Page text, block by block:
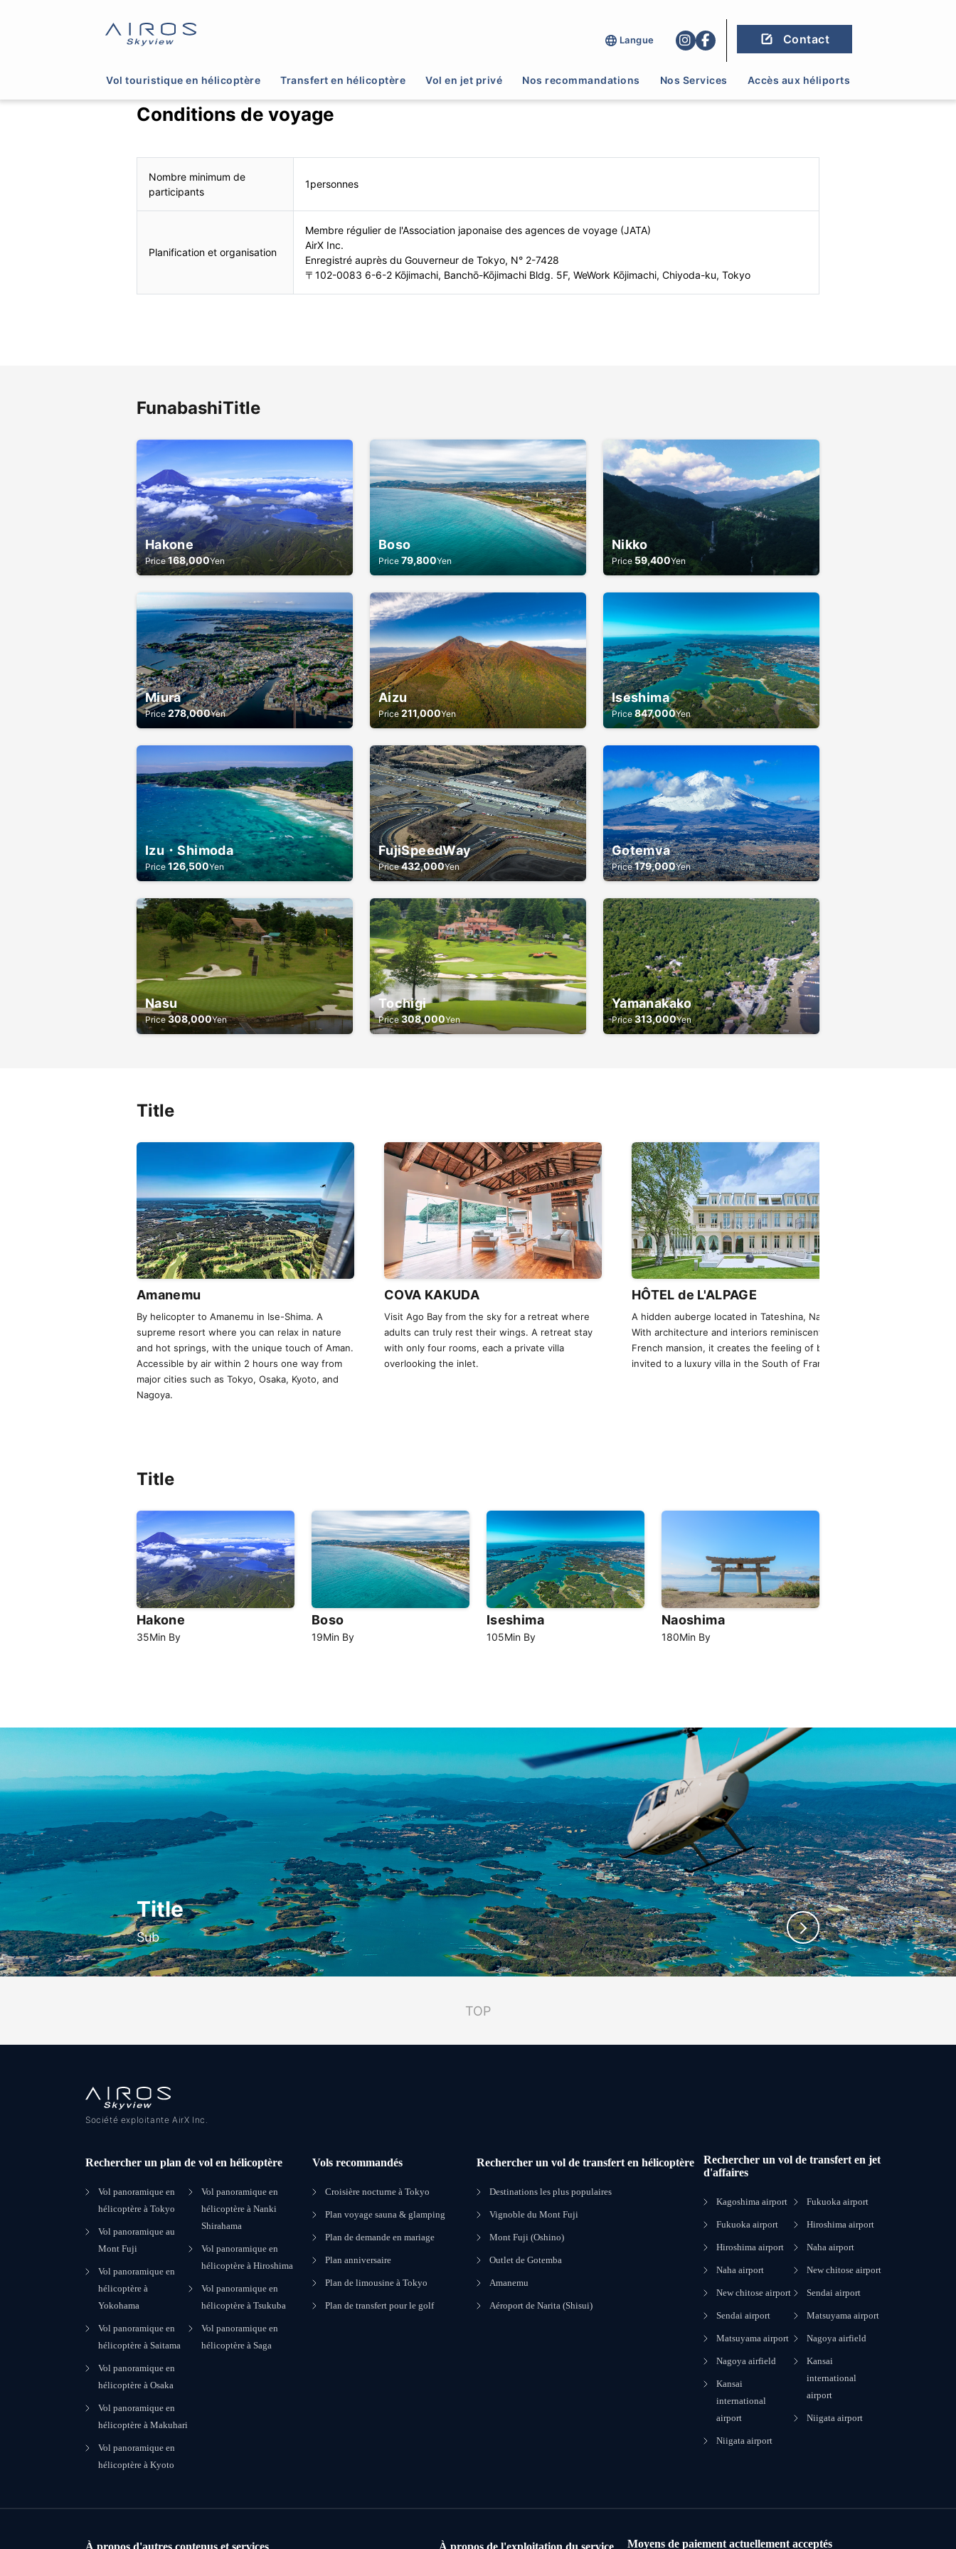
Langue Contact
Vol touristique en hélicoptère Transfert en hélicoptère Vol en jet privé Nos recommandations Nos Services Accès aux héliports
Conditions de voyage
Nombre minimum de
participants
1personnes
Planification et organisation
Membre régulier de l'Association japonaise des agences de voyage (JATA)
AirX Inc.
Enregistré auprès du Gouverneur de Tokyo, N° 2-7428
〒102-0083 6-6-2 Kōjimachi, Banchō-Kōjimachi Bldg. 5F, WeWork Kōjimachi, Chiyoda-ku, Tokyo
FunabashiTitle
Hakone
Price 168,000Yen
Boso
Price 79,800Yen
Nikko
Price 59,400Yen
Miura
Price 278,000Yen
Aizu
Price 211,000Yen
Iseshima
Price 847,000Yen
Izu・Shimoda
Price 126,500Yen
FujiSpeedWay
Price 432,000Yen
Gotemva
Price 179,000Yen
Nasu
Price 308,000Yen
Tochigi
Price 308,000Yen
Yamanakako
Price 313,000Yen
Title
Amanemu
By helicopter to Amanemu in Ise-Shima. A
supreme resort where you can relax in nature
and hot springs, with the unique touch of Aman.
Accessible by air within 2 hours one way from
major cities such as Tokyo, Osaka, Kyoto, and
Nagoya.
COVA KAKUDA
Visit Ago Bay from the sky for a retreat where
adults can truly rest their wings. A retreat stay
with only four rooms, each a private villa
overlooking the inlet.
HÔTEL de L'ALPAGE
A hidden auberge located in Tateshina, Nagano.
With architecture and interiors reminiscent of a
French mansion, it creates the feeling of being
invited to a luxury villa in the South of France.
Title
Hakone
35Min By
Boso
19Min By
Iseshima
105Min By
Naoshima
180Min By
Title
Sub
TOP
Société exploitante AirX Inc.
Rechercher un plan de vol en hélicoptère
Vol panoramique en
hélicoptère à Tokyo
Vol panoramique au
Mont Fuji
Vol panoramique en
hélicoptère à
Yokohama
Vol panoramique en
hélicoptère à Saitama
Vol panoramique en
hélicoptère à Osaka
Vol panoramique en
hélicoptère à Makuhari
Vol panoramique en
hélicoptère à Kyoto
Vol panoramique en
hélicoptère à Nanki
Shirahama
Vol panoramique en
hélicoptère à Hiroshima
Vol panoramique en
hélicoptère à Tsukuba
Vol panoramique en
hélicoptère à Saga
Vols recommandés
Croisière nocturne à Tokyo
Plan voyage sauna & glamping
Plan de demande en mariage
Plan anniversaire
Plan de limousine à Tokyo
Plan de transfert pour le golf
Rechercher un vol de transfert en hélicoptère
Destinations les plus populaires
Vignoble du Mont Fuji
Mont Fuji (Oshino)
Outlet de Gotemba
Amanemu
Aéroport de Narita (Shisui)
Rechercher un vol de transfert en jet
d'affaires
Kagoshima airport
Fukuoka airport
Hiroshima airport
Naha airport
New chitose airport
Sendai airport
Matsuyama airport
Nagoya airfield
Kansai
international
airport
Niigata airport
Fukuoka airport
Hiroshima airport
Naha airport
New chitose airport
Sendai airport
Matsuyama airport
Nagoya airfield
Kansai
international
airport
Niigata airport
À propos d'autres contenus et services À propos de l'exploitation du service Moyens de paiement actuellement acceptés